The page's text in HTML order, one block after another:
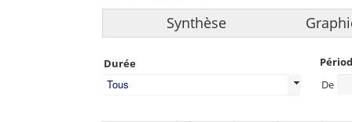
Synthèse
Durée
Tous
De